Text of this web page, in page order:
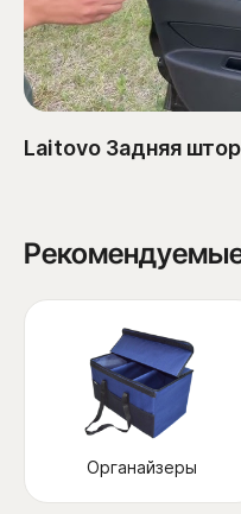
Laitovo Задняя
Органайзеры